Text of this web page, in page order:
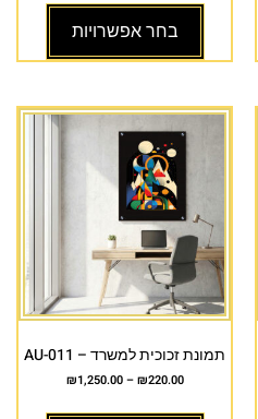
בחר אפשרויות
תמונת זכוכית למשרד – AU-011
₪220.00
–
₪1,250.00